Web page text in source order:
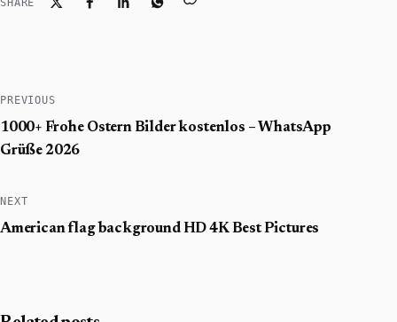
SHARE
PREVIOUS
1000+ Frohe Ostern Bilder kostenlos – WhatsApp
Grüße 2026
NEXT
American flag background HD 4K Best Pictures